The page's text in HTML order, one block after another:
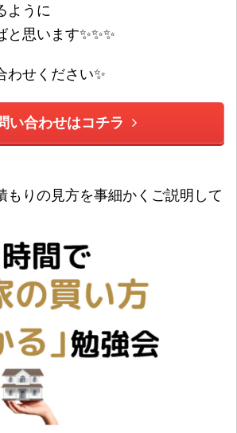
ように
と思います✨✨✨
わせください✨
い合わせはコチラ
もりの見方を事細かくご説明して